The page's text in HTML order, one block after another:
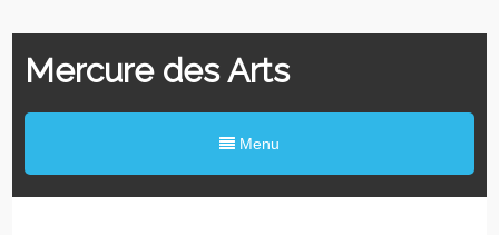
Mercure des Arts
Menu